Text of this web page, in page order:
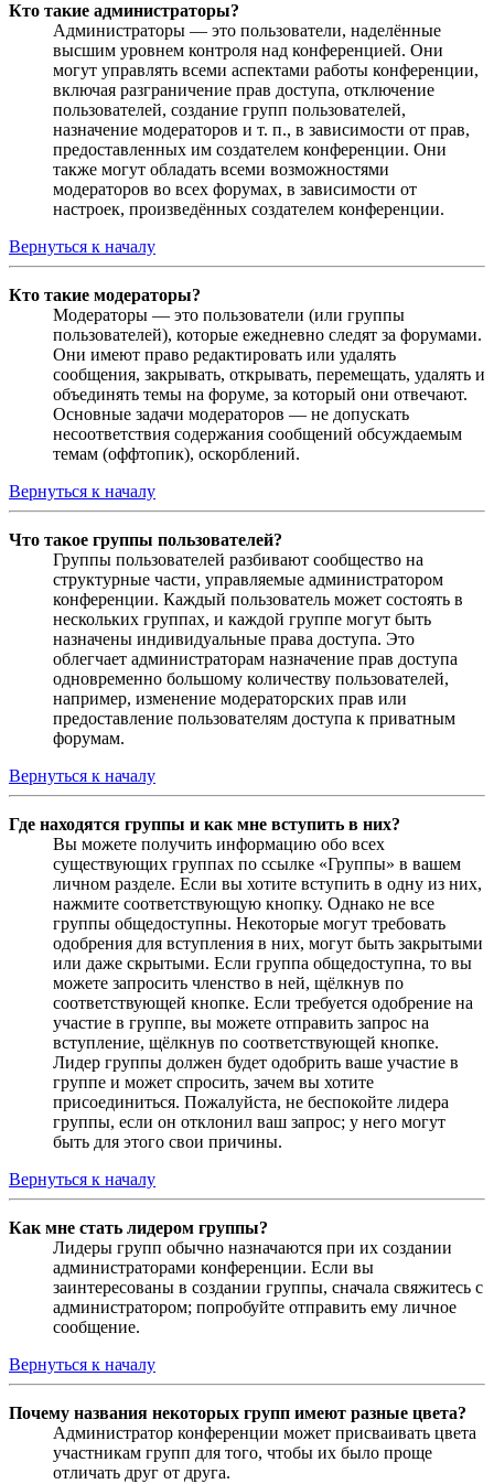
Кто такие администраторы?
Администраторы — это пользователи, наделённые
высшим уровнем контроля над конференцией. Они
могут управлять всеми аспектами работы конференции,
включая разграничение прав доступа, отключение
пользователей, создание групп пользователей,
назначение модераторов и т. п., в зависимости от прав,
предоставленных им создателем конференции. Они
также могут обладать всеми возможностями
модераторов во всех форумах, в зависимости от
настроек, произведённых создателем конференции.
Вернуться к началу
Кто такие модераторы?
Модераторы — это пользователи (или группы
пользователей), которые ежедневно следят за форумами.
Они имеют право редактировать или удалять
сообщения, закрывать, открывать, перемещать, удалять и
объединять темы на форуме, за который они отвечают.
Основные задачи модераторов — не допускать
несоответствия содержания сообщений обсуждаемым
темам (оффтопик), оскорблений.
Вернуться к началу
Что такое группы пользователей?
Группы пользователей разбивают сообщество на
структурные части, управляемые администратором
конференции. Каждый пользователь может состоять в
нескольких группах, и каждой группе могут быть
назначены индивидуальные права доступа. Это
облегчает администраторам назначение прав доступа
одновременно большому количеству пользователей,
например, изменение модераторских прав или
предоставление пользователям доступа к приватным
форумам.
Вернуться к началу
Где находятся группы и как мне вступить в них?
Вы можете получить информацию обо всех
существующих группах по ссылке «Группы» в вашем
личном разделе. Если вы хотите вступить в одну из них,
нажмите соответствующую кнопку. Однако не все
группы общедоступны. Некоторые могут требовать
одобрения для вступления в них, могут быть закрытыми
или даже скрытыми. Если группа общедоступна, то вы
можете запросить членство в ней, щёлкнув по
соответствующей кнопке. Если требуется одобрение на
участие в группе, вы можете отправить запрос на
вступление, щёлкнув по соответствующей кнопке.
Лидер группы должен будет одобрить ваше участие в
группе и может спросить, зачем вы хотите
присоединиться. Пожалуйста, не беспокойте лидера
группы, если он отклонил ваш запрос; у него могут
быть для этого свои причины.
Вернуться к началу
Как мне стать лидером группы?
Лидеры групп обычно назначаются при их создании
администраторами конференции. Если вы
заинтересованы в создании группы, сначала свяжитесь с
администратором; попробуйте отправить ему личное
сообщение.
Вернуться к началу
Почему названия некоторых групп имеют разные цвета?
Администратор конференции может присваивать цвета
участникам групп для того, чтобы их было проще
отличать друг от друга.